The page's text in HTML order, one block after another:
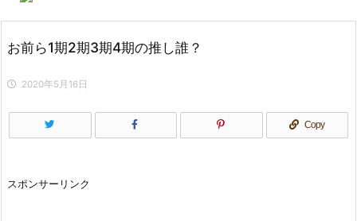
お！！！！！！
ｗｗｗｗｗ
重要な情報
【暴露1】当サイト管理人より閉鎖に至った経緯とまとめサイトに関する
お前ら1期2期3期4期の推し誰？
2020年5月16日
Copy
スポンサーリンク